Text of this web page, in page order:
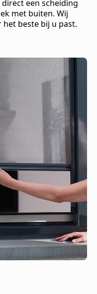
een scheiding
met buiten. Wij
beste bij u past.